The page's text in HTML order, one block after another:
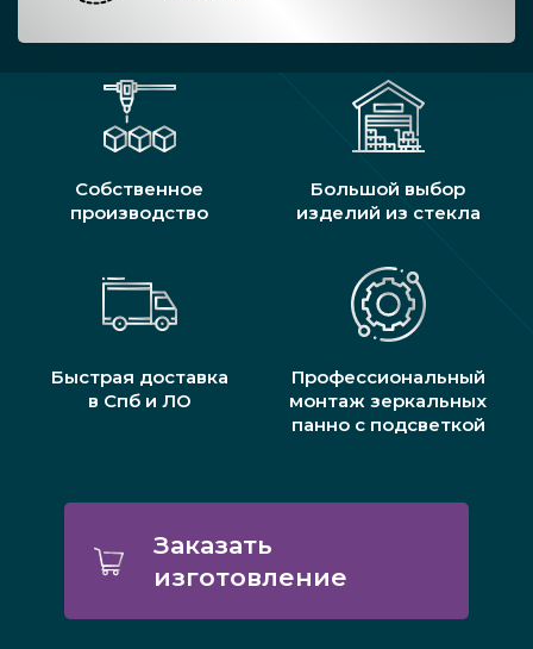
Собственное
производство
Большой выбор
изделий из стекла
Быстрая доставка
в Спб и ЛО
Профессиональный
монтаж зеркальных
панно с подсветкой
Заказать
изготовление